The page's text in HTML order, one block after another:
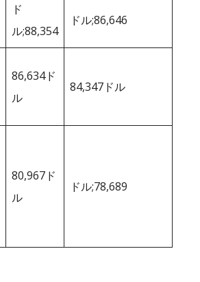
ド
ル;88,354
ドル;86,646
86,634ド
ル
84,347ドル
80,967ド
ル
ドル;78,689